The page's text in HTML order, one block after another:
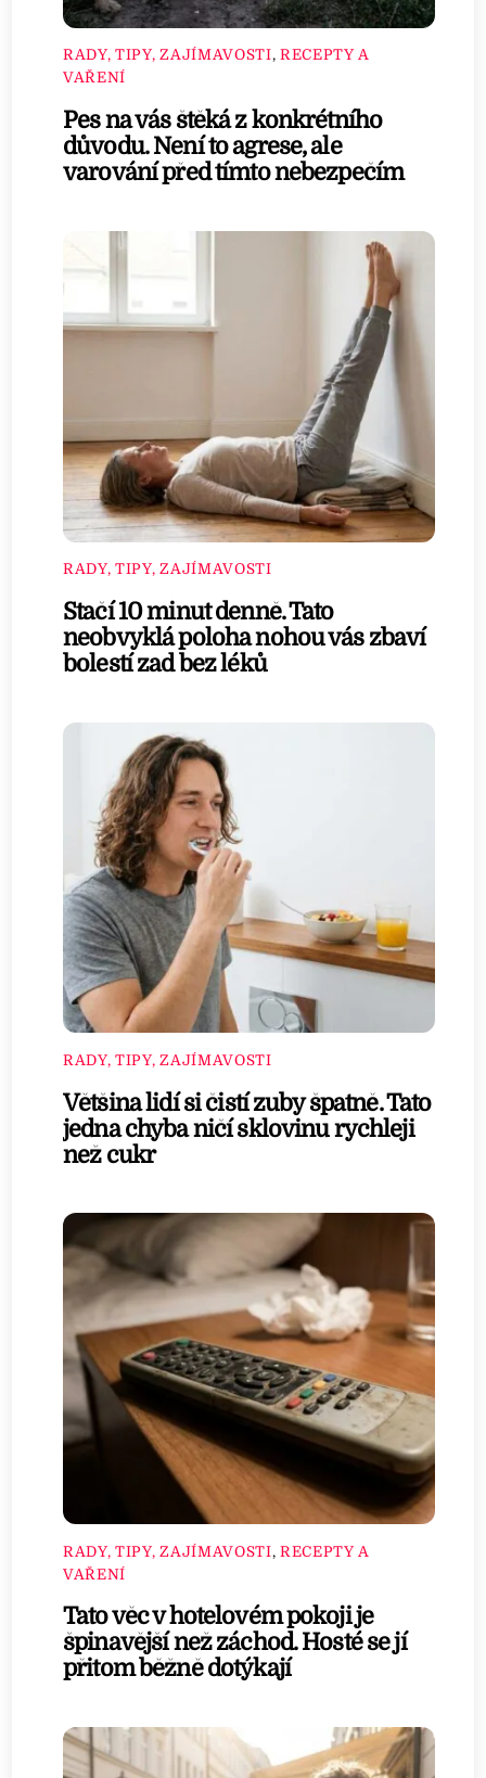
RADY, TIPY, ZAJÍMAVOSTI, RECEPTY A
VAŘENÍ
Pes na vás štěká z konkrétního
důvodu. Není to agrese, ale
varování před tímto nebezpečím
RADY, TIPY, ZAJÍMAVOSTI
Stačí 10 minut denně. Tato
neobvyklá poloha nohou vás zbaví
bolestí zad bez léků
RADY, TIPY, ZAJÍMAVOSTI
Většina lidí si čistí zuby špatně. Tato
jedna chyba ničí sklovinu rychleji
než cukr
RADY, TIPY, ZAJÍMAVOSTI, RECEPTY A
VAŘENÍ
Tato věc v hotelovém pokoji je
špinavější než záchod. Hosté se jí
přitom běžně dotýkají